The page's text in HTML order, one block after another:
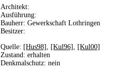
Architekt:
Ausführung:
Bauherr: Gewerkschaft Lothringen
Besitzer:
Quelle: [Hus98] , [Kul96] , [Kul00]
Zustand: erhalten
Denkmalschutz: nein